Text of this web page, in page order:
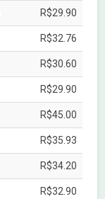
R$29.90
R$32.76
R$30.60
R$29.90
R$45.00
R$35.93
R$34.20
R$32.90